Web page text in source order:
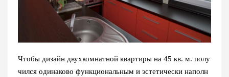
Чтобы дизайн двухкомнатной квартиры на 45 кв. м. полу
чился одинаково функциональным и эстетически наполн